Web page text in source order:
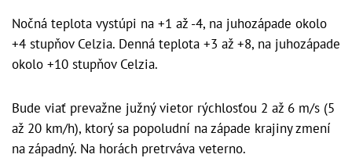
Nočná teplota vystúpi na +1 až -4, na juhozápade okolo
+4 stupňov Celzia. Denná teplota +3 až +8, na juhozápade
okolo +10 stupňov Celzia.
Bude viať prevažne južný vietor rýchlosťou 2 až 6 m/s (5
až 20 km/h), ktorý sa popoludní na západe krajiny zmení
na západný. Na horách pretrváva veterno.